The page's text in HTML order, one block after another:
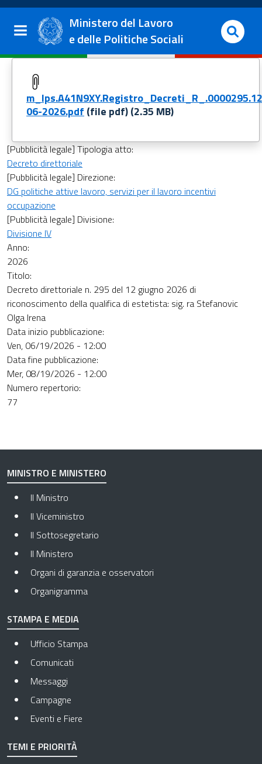
Salta al contenuto principale
Vai al footer
Ministero del Lavoro
e delle Politiche Sociali
File:
06-2026.pdf (file pdf)(2.35 MB)
[Pubblicità legale] Tipologia atto:
Decreto direttoriale
[Pubblicità legale] Direzione:
DG politiche attive lavoro, servizi per il lavoro incentivi
occupazione
[Pubblicità legale] Divisione:
Divisione IV
Anno:
2026
Titolo:
Decreto direttoriale n. 295 del 12 giugno 2026 di
riconoscimento della qualifica di estetista: sig. ra Stefanovic
Olga Irena
Data inizio pubblicazione:
Ven, 06/19/2026 - 12:00
Data fine pubblicazione:
Mer, 08/19/2026 - 12:00
Numero repertorio:
77
MINISTRO E MINISTERO
Il Ministro
Il Viceministro
Il Sottosegretario
Il Ministero
Organi di garanzia e osservatori
Organigramma
STAMPA E MEDIA
Ufficio Stampa
Comunicati
Messaggi
Campagne
Eventi e Fiere
TEMI E PRIORITÀ